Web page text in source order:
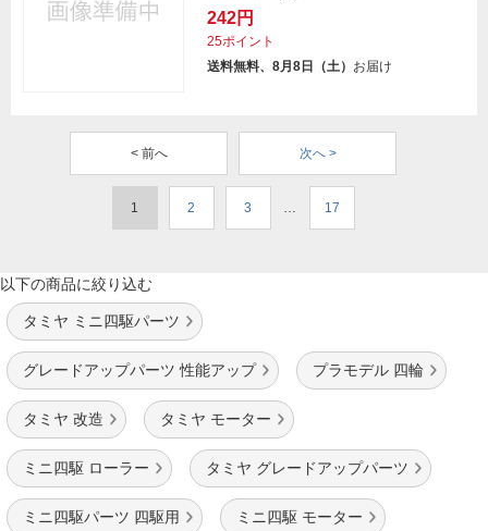
242円
25ポイント
送料無料、8月8日（土） お届け
< 前へ 次へ >
1 2 3 … 17
以下の商品に絞り込む
タミヤ ミニ四駆パーツ
グレードアップパーツ 性能アップ プラモデル 四輪
タミヤ 改造 タミヤ モーター
ミニ四駆 ローラー タミヤ グレードアップパーツ
ミニ四駆パーツ 四駆用 ミニ四駆 モーター